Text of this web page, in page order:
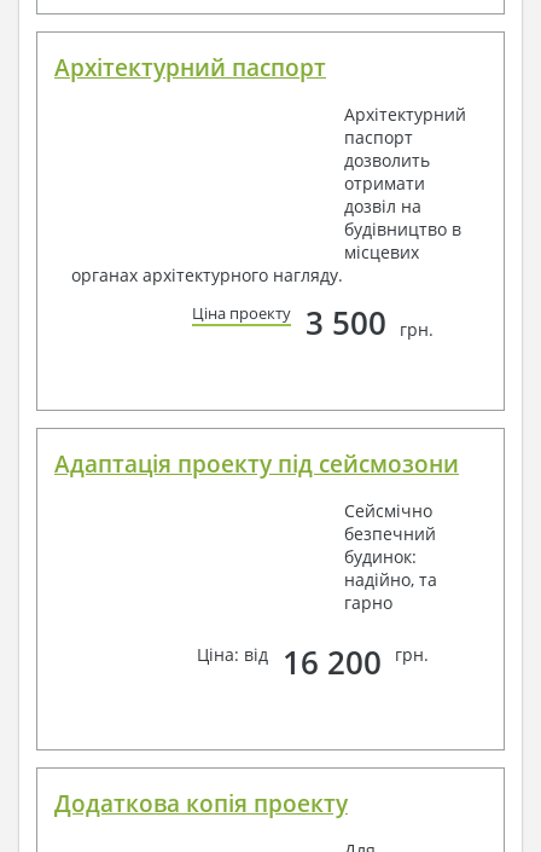
Архітектурний паспорт
Архітектурний
паспорт
дозволить
отримати
дозвіл на
будівництво в
місцевих
органах архітектурного нагляду.
Ціна проекту 3 500 грн.
Адаптація проекту під сейсмозони
Сейсмічно
безпечний
будинок:
надійно, та
гарно
Ціна: від 16 200 грн.
Додаткова копія проекту